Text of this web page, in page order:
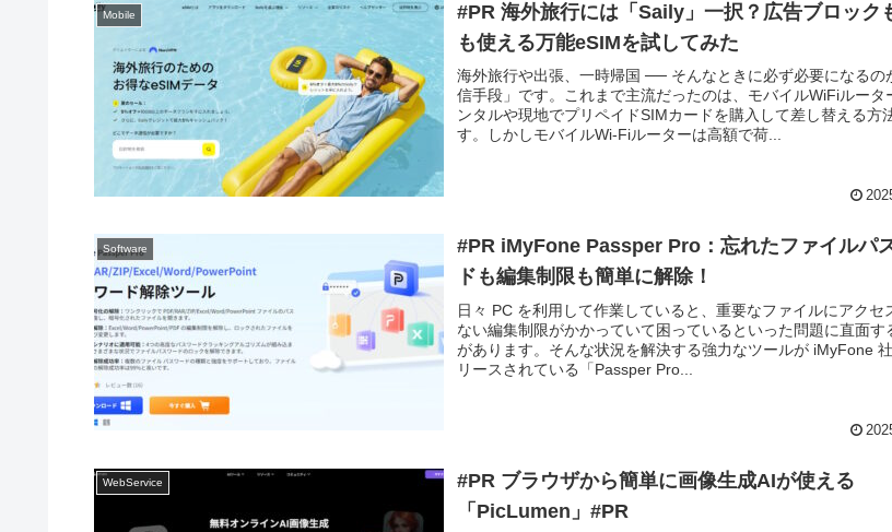
Mobile
#PR 海外旅行には「Saily」一択？広告ブロック
も使える万能eSIMを試してみた
海外旅行や出張、一時帰国 ── そんなときに必ず必要になるの
信手段」です。これまで主流だったのは、モバイルWiFiルータ
ンタルや現地でプリペイドSIMカードを購入して差し替える方
す。しかしモバイルWi-Fiルーターは高額で荷...
Software
#PR iMyFone Passper Pro：忘れたファイルパ
ドも編集制限も簡単に解除！
日々 PC を利用して作業していると、重要なファイルにアクセ
ない編集制限がかかっていて困っているといった問題に直面す
があります。そんな状況を解決する強力なツールが iMyFone
リースされている「Passper Pro...
WebService
#PR ブラウザから簡単に画像生成AIが使える
「PicLumen」#PR